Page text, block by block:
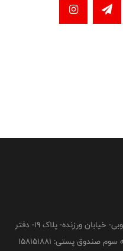
تهران- میدان هفت تیر- خیابان مفتح جنوبی- خیابان ورزنده- پلاک 19- دفتر
پستی: 158151881